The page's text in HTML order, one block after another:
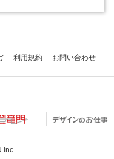
利用規約 お問い合わせ
Inc.